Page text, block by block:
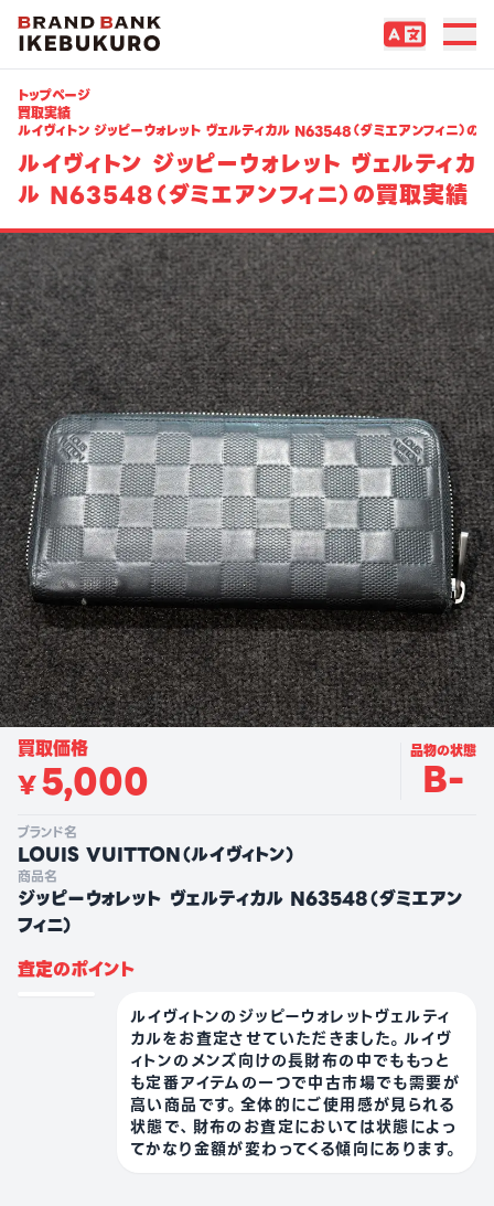
トップページ
買取実績
ルイヴィトン ジッピーウォレット ヴェルティカル N63548（ダミエアンフィニ）の
ルイヴィトン ジッピーウォレット ヴェルティカ
ル N63548（ダミエアンフィニ）の買取実績
買取価格
¥5,000
品物の状態
B-
ブランド名
LOUIS VUITTON（ルイヴィトン）
商品名
ジッピーウォレット ヴェルティカル N63548（ダミエアン
フィニ）
査定のポイント
ルイヴィトンのジッピーウォレットヴェルティ
カルをお査定させていただきました。ルイヴ
ィトンのメンズ向けの長財布の中でももっと
も定番アイテムの一つで中古市場でも需要が
高い商品です。全体的にご使用感が見られる
状態で、財布のお査定においては状態によっ
てかなり金額が変わってくる傾向にあります。